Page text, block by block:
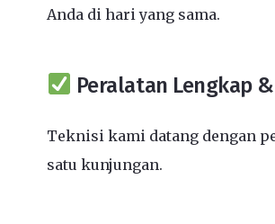
Anda di hari yang sama.
Peralatan Lengkap
Teknisi kami datang dengan
satu kunjungan.